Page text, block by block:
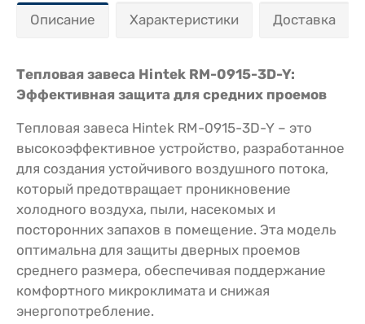
Описание Характеристики Доставка
Тепловая завеса Hintek RM-0915-3D-Y:
Эффективная защита для средних проемов
Тепловая завеса Hintek RM-0915-3D-Y – это
высокоэффективное устройство, разработанное
для создания устойчивого воздушного потока,
который предотвращает проникновение
холодного воздуха, пыли, насекомых и
посторонних запахов в помещение. Эта модель
оптимальна для защиты дверных проемов
среднего размера, обеспечивая поддержание
комфортного микроклимата и снижая
энергопотребление.